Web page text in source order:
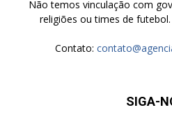
Não temos vinculação com
religiões ou times de
Contato:
SIGA-